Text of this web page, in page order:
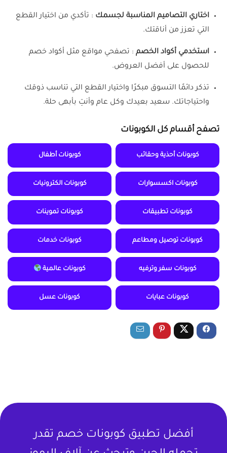
اختاري التصاميم المناسبة لجسمك : تأكدي من اختيار القطع
التي تعزز من أناقتك.
استخدمي أكواد الخصم : تصفحي مواقع مثل أكواد خصم
للحصول على أفضل العروض.
تذكر دائمًا التسوق مبكرًا واختيار القطع التي تناسب ذوقك
واحتياجاتك. سعيد بعيدك وكل عام وأنتِ بأبهى حلة.
تصفح أقسام كل الكوبونات
كوبونات أحذية وحقائب كوبونات أطفال
كوبونات اكسسوارات كوبونات الكترونيات
كوبونات تطبيقات كوبونات تموينات
كوبونات توصيل ومطاعم كوبونات خدمات
كوبونات سفر وترفيه كوبونات عالمية
كوبونات عبايات كوبونات عسل
أفضل تطبيق كوبونات خصم تقدر